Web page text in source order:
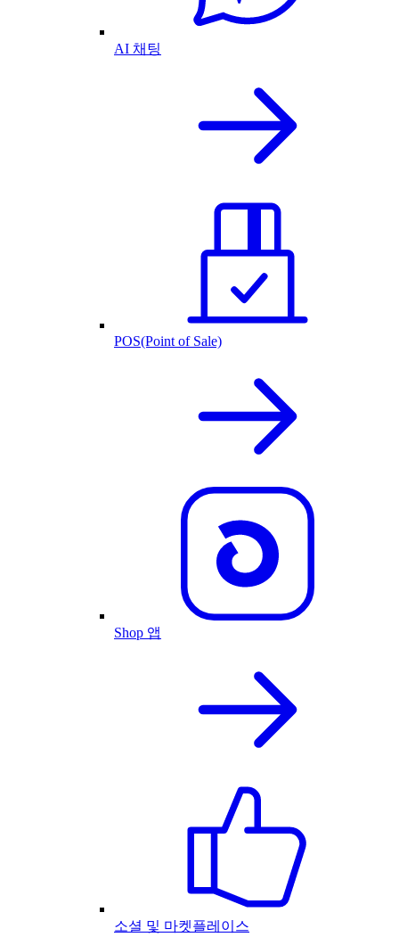
AI 채팅
POS(Point of Sale)
Shop 앱
소셜 및 마켓플레이스